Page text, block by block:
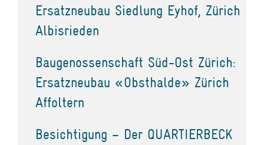
Ersatzneubau Siedlung Eyhof, Zürich
Albisrieden
Baugenossenschaft Süd-Ost Zürich:
Ersatzneubau «Obsthalde» Zürich
Affoltern
Besichtigung – Der QUARTIERBECK